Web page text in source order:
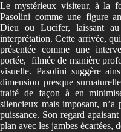
Le mystérieux visiteur, à la
Pasolini comme une figure
Dieu ou Lucifer, laissant
interprétation. Cette arrivée,
présentée comme une
portée, filmée de manière
visuelle. Pasolini suggère
dimension presque
traité de façon à en
silencieux mais imposant, n’a
puissance. Son regard
plan avec les jambes écartées,